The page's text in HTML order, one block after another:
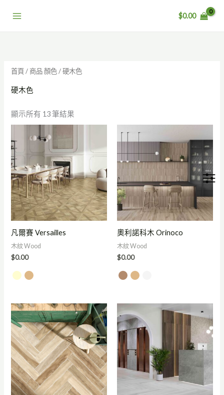
$0.00
首頁/ 商品 顏色 / 硬木色
硬木色
顯示所有 13 筆結果
凡爾賽 Versailles
木紋 Wood
$0.00
奧利諾科木 Orinoco
木紋 Wood
$0.00